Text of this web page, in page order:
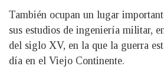
También ocupan un lugar
sus estudios de ingeniería militar,
del siglo XV, en la que la guerra
día en el Viejo Continente.